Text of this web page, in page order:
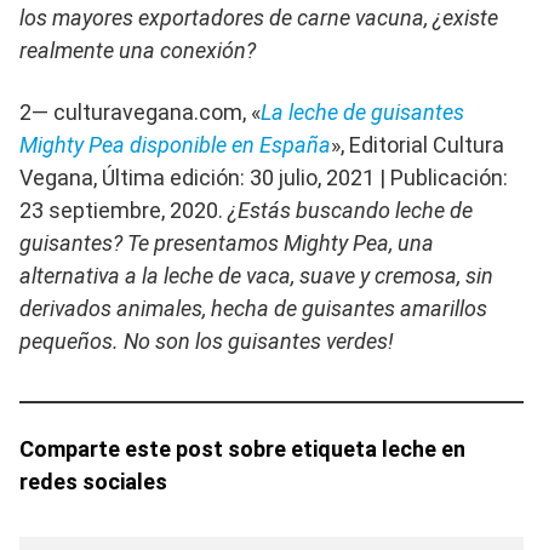
los mayores exportadores de carne vacuna, ¿existe
realmente una conexión?
2— culturavegana.com, «La leche de guisantes
Mighty Pea disponible en España», Editorial Cultura
Vegana, Última edición: 30 julio, 2021 | Publicación:
23 septiembre, 2020.¿Estás buscando leche de
guisantes? Te presentamos Mighty Pea, una
alternativa a la leche de vaca, suave y cremosa, sin
derivados animales, hecha de guisantes amarillos
pequeños. No son los guisantes verdes!
Comparte este post sobre etiqueta leche en
redes sociales